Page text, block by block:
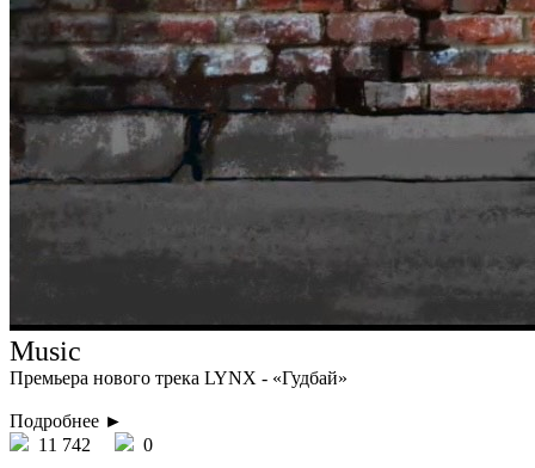
Music
Премьера нового трека LYNX - «Гудбай»
Подробнее ►
11 742
0